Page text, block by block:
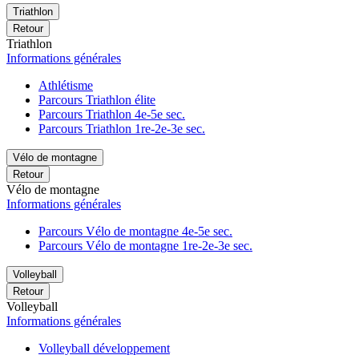
Triathlon
Retour
Triathlon
Informations générales
Athlétisme
Parcours Triathlon élite
Parcours Triathlon 4e-5e sec.
Parcours Triathlon 1re-2e-3e sec.
Vélo de montagne
Retour
Vélo de montagne
Informations générales
Parcours Vélo de montagne 4e-5e sec.
Parcours Vélo de montagne 1re-2e-3e sec.
Volleyball
Retour
Volleyball
Informations générales
Volleyball développement